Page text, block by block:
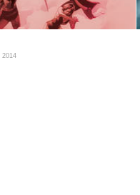
2014